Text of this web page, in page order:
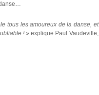
tous les amoureux de la danse, et
! »explique Paul Vaudeville,